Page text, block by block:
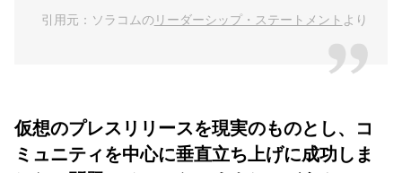
引用元：ソラコムのリーダーシップ・ステートメント より
仮想のプレスリリースを現実のものとし、コ
ミュニティを中心に垂直立ち上げに成功しま